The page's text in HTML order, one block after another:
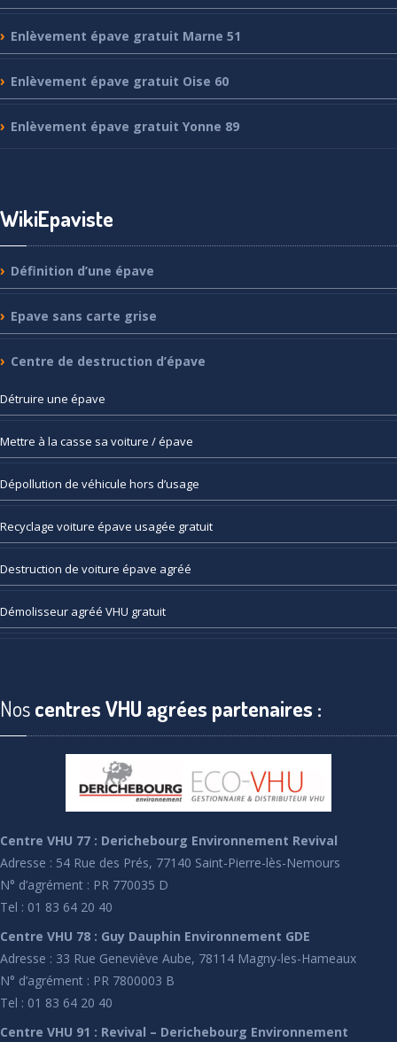
Enlèvement épave gratuit Marne 51
Enlèvement épave gratuit Oise 60
Enlèvement épave gratuit Yonne 89
WikiEpaviste
Définition d’une épave
Epave sans carte grise
Centre de destruction d’épave
Détruire une épave
Mettre à la casse sa voiture / épave
Dépollution de véhicule hors d’usage
Recyclage voiture épave usagée gratuit
Destruction de voiture épave agréé
Démolisseur agréé VHU gratuit
Noscentres VHU agrées partenaires :
Centre VHU 77 : Derichebourg Environnement Revival
Adresse : 54 Rue des Prés, 77140 Saint-Pierre-lès-Nemours
N° d’agrément : PR 770035 D
Tel : 01 83 64 20 40
Centre VHU 78 : Guy Dauphin Environnement GDE
Adresse : 33 Rue Geneviève Aube, 78114 Magny-les-Hameaux
N° d’agrément : PR 7800003 B
Tel : 01 83 64 20 40
Centre VHU 91 : Revival – Derichebourg Environnement